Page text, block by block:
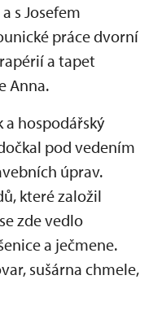
s Josefem
práce dvorní
a tapet
Anna.
a hospodářský
pod vedením
úprav.
které založil
zde vedlo
a ječmene.
sušárna chmele,